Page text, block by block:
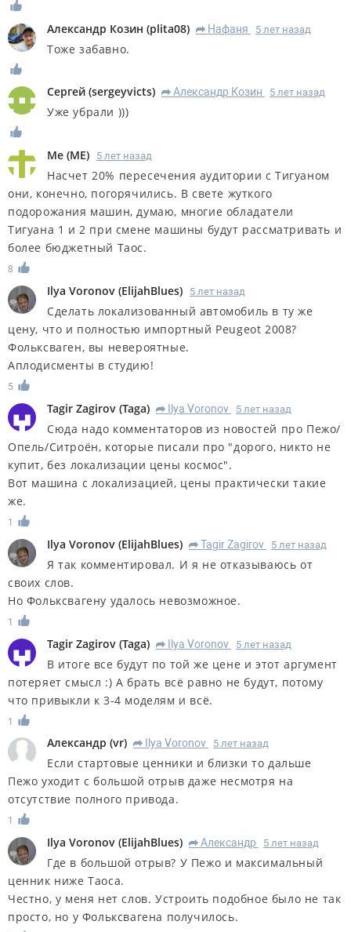
Александр Козин (plita08) R Нафаня 5 лет назад
Тоже забавно.
Сергей (sergeyvicts) R Александр Козин 5 лет назад
Уже убрали )))
Me (ME) 5 лет назад
Насчет 20% пересечения аудитории с Тигуаном
они, конечно, погорячились. В свете жуткого
подорожания машин, думаю, многие обладатели
Тигуана 1 и 2 при смене машины будут рассматривать и
более бюджетный Таос.
8
Ilya Voronov (ElijahBlues) 5 лет назад
Сделать локализованный автомобиль в ту же
цену, что и полностью импортный Peugeot 2008?
Фольксваген, вы невероятные.
Аплодисменты в студию!
5
Tagir Zagirov (Taga) R Ilya Voronov 5 лет назад
Сюда надо комментаторов из новостей про Пежо/
Опель/Ситроён, которые писали про "дорого, никто не
купит, без локализации цены космос".
Вот машина с локализацией, цены практически такие
же.
1
Ilya Voronov (ElijahBlues) R Tagir Zagirov 5 лет назад
Я так комментировал. И я не отказываюсь от
своих слов.
Но Фольксвагену удалось невозможное.
1
Tagir Zagirov (Taga) R Ilya Voronov 5 лет назад
В итоге все будут по той же цене и этот аргумент
потеряет смысл :) А брать всё равно не будут, потому
что привыкли к 3-4 моделям и всё.
1
Александр (vr) R Ilya Voronov 5 лет назад
Если стартовые ценники и близки то дальше
Пежо уходит с большой отрыв даже несмотря на
отсутствие полного привода.
1
Ilya Voronov (ElijahBlues) R Александр 5 лет назад
Где в большой отрыв? У Пежо и максимальный
ценник ниже Таоса.
Честно, у меня нет слов. Устроить подобное было не так
просто, но у Фольксвагена получилось.